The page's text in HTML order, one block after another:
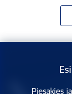
Piesakies